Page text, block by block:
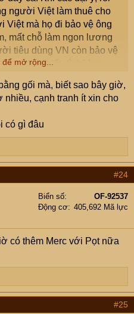
người Việt làm thuê cho
Việt mà họ đi bảo vệ ông
mất chỗ làm ngon lương
tiêu dùng VN còn bảo vệ
mọi thứ "biểu tình" hay
bằng đc ở đâu cả.
mở rộng...
gối mà, biết sao bây giờ,
nhiều, cạnh tranh ít xin cho
có gì đâu
#24
Biển số
OF-92537
Động cơ
405,692 Mã lực
có thêm Merc với Pọt nữa
#25